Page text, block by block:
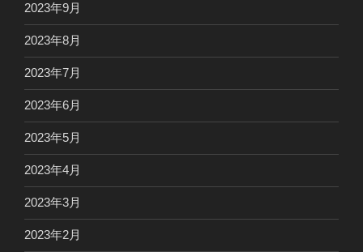
2023年9月
2023年8月
2023年7月
2023年6月
2023年5月
2023年4月
2023年3月
2023年2月